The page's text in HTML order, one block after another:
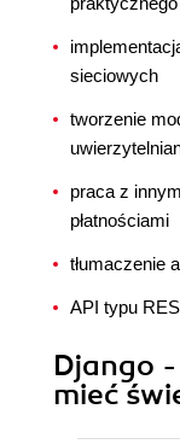
sieciowych
tworzenie
praca z
płatnościami
tłumaczenie
API typu
Django
mieć